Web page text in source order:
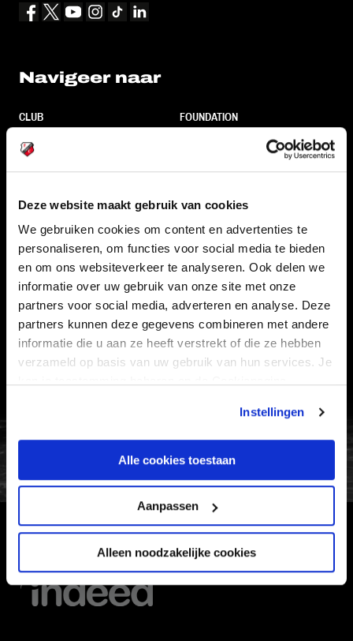
Deze website maakt gebruik van cookies
We gebruiken cookies om content en advertenties te
personaliseren, om functies voor social media te bieden
en om ons websiteverkeer te analyseren. Ook delen we
informatie over uw gebruik van onze site met onze
partners voor social media, adverteren en analyse. Deze
partners kunnen deze gegevens combineren met andere
informatie die u aan ze heeft verstrekt of die ze hebben
verzameld op basis van uw gebruik van hun services. Je
Instellingen
Alle cookies toestaan
Aanpassen
Alleen noodzakelijke cookies
Navigeer naar
CLUB
TEAMS
FOUNDATION
Informatie
VEELGESTELDE VRAGEN
CONTACT
HOOFDSPONSOR